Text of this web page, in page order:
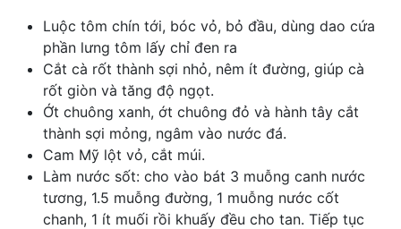
Luộc tôm chín tới, bóc vỏ, bỏ đầu, dùng dao cứa
phần lưng tôm lấy chỉ đen ra
Cắt cà rốt thành sợi nhỏ, nêm ít đường, giúp cà
rốt giòn và tăng độ ngọt.
Ớt chuông xanh, ớt chuông đỏ và hành tây cắt
thành sợi mỏng, ngâm vào nước đá.
Cam Mỹ lột vỏ, cắt múi.
Làm nước sốt: cho vào bát 3 muỗng canh nước
tương, 1.5 muỗng đường, 1 muỗng nước cốt
chanh, 1 ít muối rồi khuấy đều cho tan. Tiếp tục